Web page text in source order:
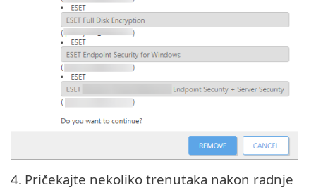
4. Pričekajte nekoliko trenutaka nakon radnje